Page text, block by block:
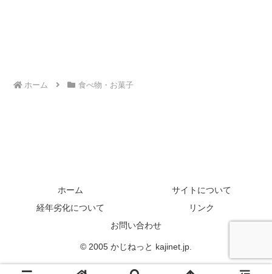
ホーム 食べ物・お菓子
ホーム
サイトについて
経年劣化について
リンク
お問い合わせ
© 2005 かじねっと kajinet.jp.